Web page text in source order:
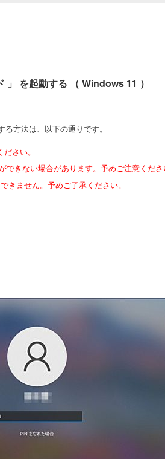
を起動する （ Windows 11 ）
方法は、以下の通りです。
さい。
きない場合があります。予めご注意くださ
ません。予めご了承ください。